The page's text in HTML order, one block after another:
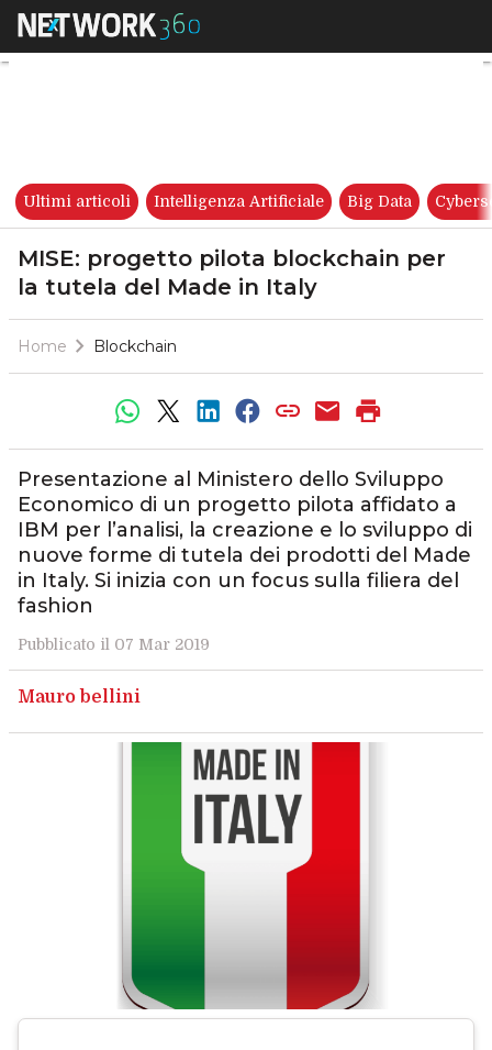
MISE: progetto pilota
Ultimi articoli Intelligenza Artificiale Big Data
MISE: progetto pilota blockchain per
la tutela del Made in Italy
Home Blockchain
Presentazione al Ministero dello Sviluppo
Economico di un progetto pilota affidato a
IBM per l’analisi, la creazione e lo sviluppo di
nuove forme di tutela dei prodotti del Made
in Italy. Si inizia con un focus sulla filiera del
fashion
Pubblicato il 07 Mar 2019
Mauro bellini